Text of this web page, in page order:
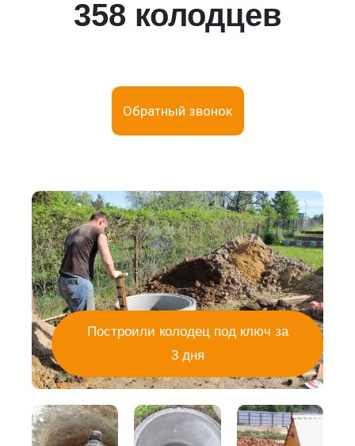
358 колодцев
Обратный звонок
Построили колодец под ключ за
3 дня